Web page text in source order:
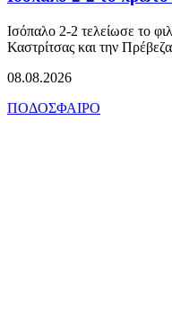
Ισόπαλο 2-2 τελείωσε το
Καστρίτσας και την
08.08.2026
ΠΟΔΟΣΦΑΙΡΟ